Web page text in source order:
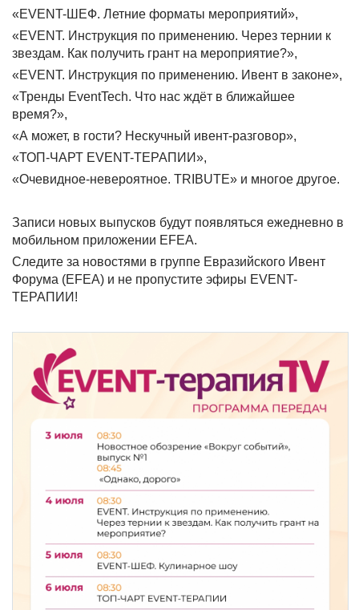
«EVENT-ШЕФ. Летние форматы мероприятий»,
«EVENT. Инструкция по применению. Через тернии к
звездам. Как получить грант на мероприятие?»,
«EVENT. Инструкция по применению. Ивент в законе»,
«Тренды EventTech. Что нас ждёт в ближайшее
время?»,
«А может, в гости? Нескучный ивент-разговор»,
«ТОП-ЧАРТ EVENT-ТЕРАПИИ»,
«Очевидное-невероятное. TRIBUTE» и многое другое.
Записи новых выпусков будут появляться ежедневно в
мобильном приложении EFEA.
Следите за новостями в группе Евразийского Ивент
Форума (EFEA) и не пропустите эфиры EVENT-
ТЕРАПИИ!